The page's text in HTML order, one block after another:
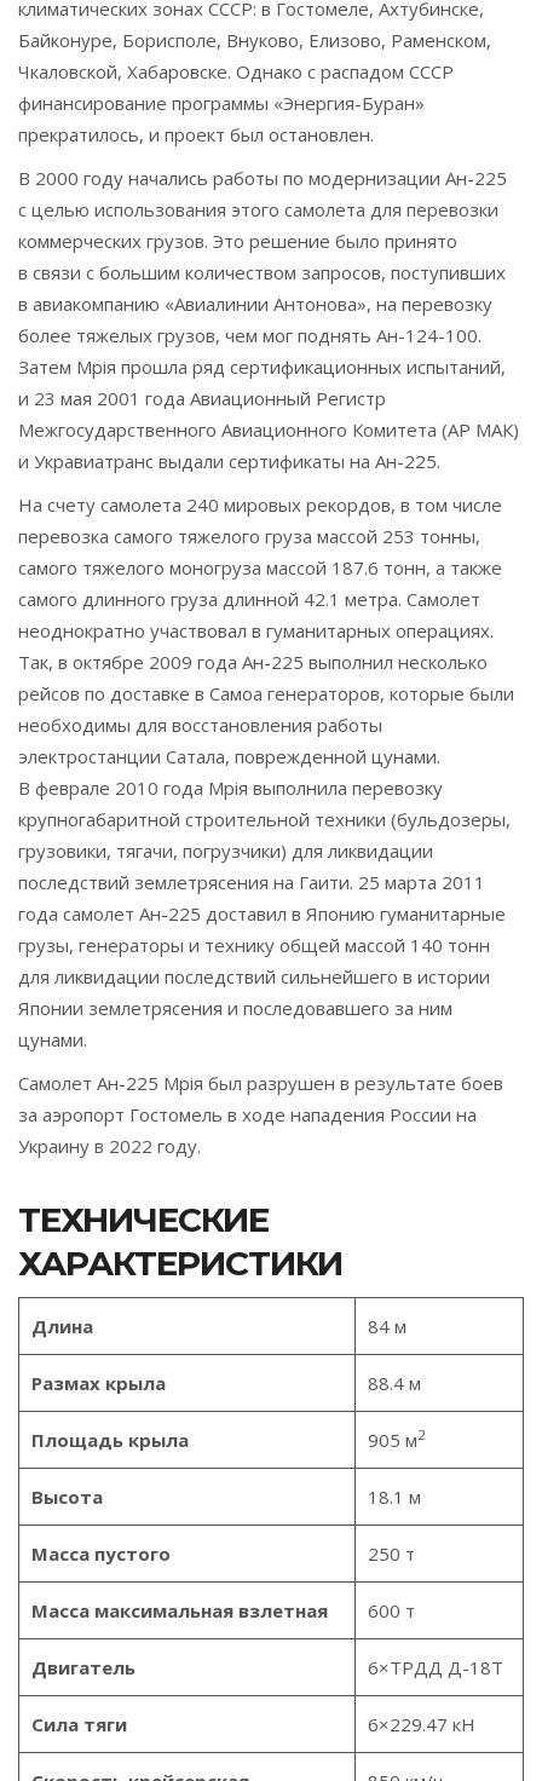
климатических зонах СССР: в Гостомеле, Ахтубинске,
Байконуре, Борисполе, Внуково, Елизово, Раменском,
Чкаловской, Хабаровске. Однако с распадом СССР
финансирование программы «Энергия-Буран»
прекратилось, и проект был остановлен.
В 2000 году начались работы по модернизации Ан-225
с целью использования этого самолета для перевозки
коммерческих грузов. Это решение было принято
в связи с большим количеством запросов, поступивших
в авиакомпанию «Авиалинии Антонова», на перевозку
более тяжелых грузов, чем мог поднять Ан-124-100.
Затем Мрiя прошла ряд сертификационных испытаний,
и 23 мая 2001 года Авиационный Регистр
Межгосударственного Авиационного Комитета (АР МАК)
и Укравиатранс выдали сертификаты на Ан-225.
На счету самолета 240 мировых рекордов, в том числе
перевозка самого тяжелого груза массой 253 тонны,
самого тяжелого моногруза массой 187.6 тонн, а также
самого длинного груза длинной 42.1 метра. Самолет
неоднократно участвовал в гуманитарных операциях.
Так, в октябре 2009 года Ан-225 выполнил несколько
рейсов по доставке в Самоа генераторов, которые были
необходимы для восстановления работы
электростанции Сатала, поврежденной цунами.
В феврале 2010 года Мрiя выполнила перевозку
крупногабаритной строительной техники (бульдозеры,
грузовики, тягачи, погрузчики) для ликвидации
последствий землетрясения на Гаити. 25 марта 2011
года самолет Ан-225 доставил в Японию гуманитарные
грузы, генераторы и технику общей массой 140 тонн
для ликвидации последствий сильнейшего в истории
Японии землетрясения и последовавшего за ним
цунами.
Самолет Ан-225 Мрiя был разрушен в результате боев
за аэропорт Гостомель в ходе нападения России на
Украину в 2022 году.
ТЕХНИЧЕСКИЕ
ХАРАКТЕРИСТИКИ
Длина 84 м
Размах крыла 88.4 м
Площадь крыла 905 м2
Высота 18.1 м
Масса пустого 250 т
Масса максимальная взлетная 600 т
Двигатель 6×ТРДД Д-18Т
Сила тяги 6×229.47 кН